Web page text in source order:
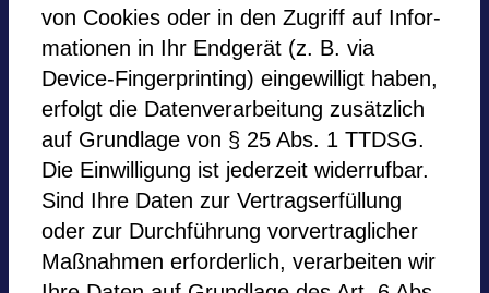
von Coo­kies oder in den Zugriff auf Infor­
ma­tio­nen in Ihr End­ge­rät (z. B. via
Device-Fin­ger­prin­ting) ein­ge­wil­ligt haben,
erfolgt die Daten­ver­ar­bei­tung zusätz­lich
auf Grund­lage von § 25 Abs. 1 TTDSG.
Die Ein­wil­li­gung ist jeder­zeit wider­ruf­bar.
Sind Ihre Daten zur Vertragserfüllung
oder zur Durchführung vor­ver­trag­li­cher
Maß­nah­men erfor­der­lich, ver­ar­bei­ten wir